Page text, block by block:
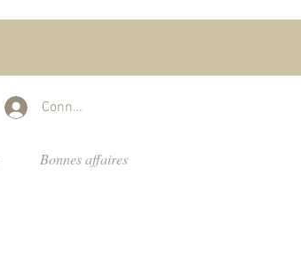
Connectez-vous
Bonnes affaires